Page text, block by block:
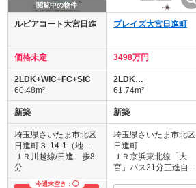
閲覧中の物件
ルピアコート大宮日進
価格未定
2LDK+WIC+FC+SIC
60.48m²
新築
埼玉県さいたま市北区
日進町３-14-1（地
番）
ＪＲ川越線/日進 歩8
分
今週末空き：◯
プレイズ大宮日進町
3498万円
2LDK…
61.74m²
新築
埼玉県さいたま市北区
日進町
ＪＲ京浜東北線「大
宮」バス21分三進自動
車停歩2分